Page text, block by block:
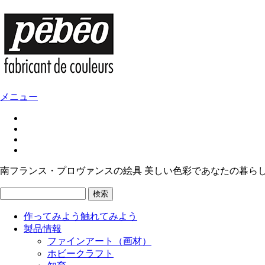
メニュー
南フランス・プロヴァンスの絵具 美しい色彩であなたの暮ら
検索
作ってみよう 触れてみよう
製品情報
ファインアート（画材）
ホビークラフト